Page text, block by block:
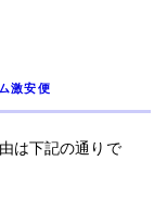
激安便
は下記の通りで